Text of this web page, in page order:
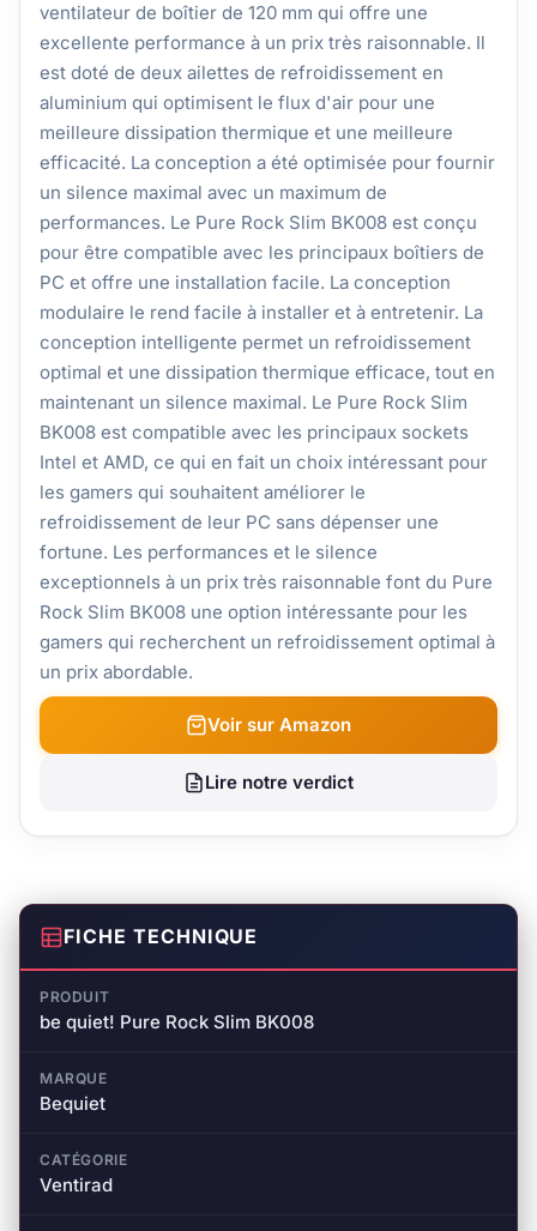
ventilateur de boîtier de 120 mm qui offre une
excellente performance à un prix très raisonnable. Il
est doté de deux ailettes de refroidissement en
aluminium qui optimisent le flux d'air pour une
meilleure dissipation thermique et une meilleure
efficacité. La conception a été optimisée pour fournir
un silence maximal avec un maximum de
performances. Le Pure Rock Slim BK008 est conçu
pour être compatible avec les principaux boîtiers de
PC et offre une installation facile. La conception
modulaire le rend facile à installer et à entretenir. La
conception intelligente permet un refroidissement
optimal et une dissipation thermique efficace, tout en
maintenant un silence maximal. Le Pure Rock Slim
BK008 est compatible avec les principaux sockets
Intel et AMD, ce qui en fait un choix intéressant pour
les gamers qui souhaitent améliorer le
refroidissement de leur PC sans dépenser une
fortune. Les performances et le silence
exceptionnels à un prix très raisonnable font du Pure
Rock Slim BK008 une option intéressante pour les
gamers qui recherchent un refroidissement optimal à
un prix abordable.
Voir sur Amazon
Lire notre verdict
FICHE TECHNIQUE
PRODUIT
be quiet! Pure Rock Slim BK008
MARQUE
Bequiet
CATÉGORIE
Ventirad